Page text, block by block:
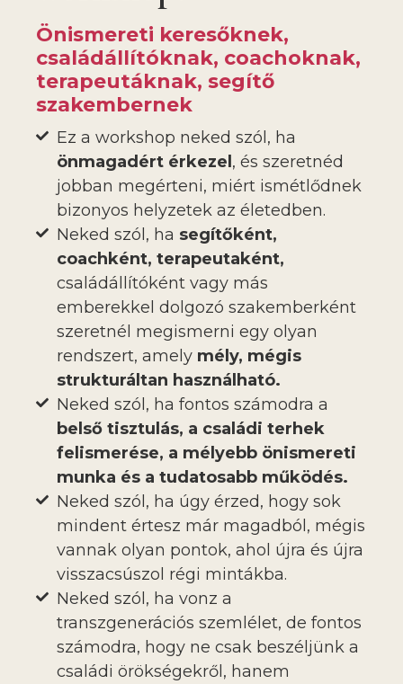
Önismereti keresőknek,
családállítóknak, coachoknak,
terapeutáknak, segítő
szakembernek
Ez a workshop neked szól, ha
önmagadért érkezel , és szeretnéd
jobban megérteni, miért ismétlődnek
bizonyos helyzetek az életedben.
Neked szól, ha segítőként,
coachként, terapeutaként,
családállítóként vagy más
emberekkel dolgozó szakemberként
szeretnél megismerni egy olyan
rendszert, amely mély, mégis
strukturáltan használható.
Neked szól, ha fontos számodra a
belső tisztulás, a családi terhek
felismerése, a mélyebb önismereti
munka és a tudatosabb működés.
Neked szól, ha úgy érzed, hogy sok
mindent értesz már magadból, mégis
vannak olyan pontok, ahol újra és újra
visszacsúszol régi mintákba.
Neked szól, ha vonz a
transzgenerációs szemlélet, de fontos
számodra, hogy ne csak beszéljünk a
családi örökségekről, hanem